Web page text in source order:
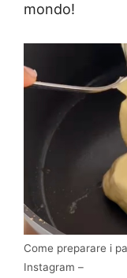
mondo!
Come preparare i
Instagram –